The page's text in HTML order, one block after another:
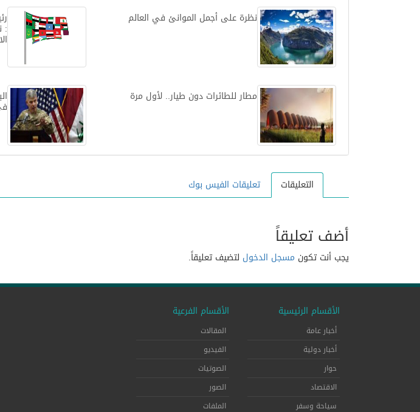
:
نظرة على أجمل الموانئ في العالم
مطار للطائرات دون طيار.. لأول مرة
التعليقات تعليقات الفيس بوك
أضف تعليقاً
يجب أنت تكون مسجل الدخول لتضيف تعليقاً.
الأقسام الرئيسية
أخبار عامة
أخبار دولية
حوار
الاقتصاد
سياحة وسفر
الأقسام الفرعية
المقالات
الفيديو
الصوتيات
الصور
الملفات